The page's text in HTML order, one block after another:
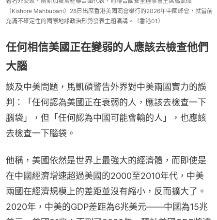
（Kishore Mahbubani）28日出席香港美國商會舉行的2026年中國峰會，就當前
充滿不確定性的國際地緣政治形勢發表主題演講。（香港01）
任何相信美國正在變弱的人應該去檢查他們
大腦
談及中美問題，馬凱碩警告外界對中美兩國實力的誤
判：「任何認為美國正在衰弱的人，應該去檢查一下
腦袋」，但「任何認為中國可能會輸的人」，也應該
去檢查一下腦袋。
他稱，美國依然是世界上最強大的經濟體，而即使是
在中國經濟增速超過美國的2000至2010年代，中美
兩國在經濟規模上的差距並沒有縮小，反而擴大了。
2020年，中美的GDP差距為6兆美元——中國為15兆